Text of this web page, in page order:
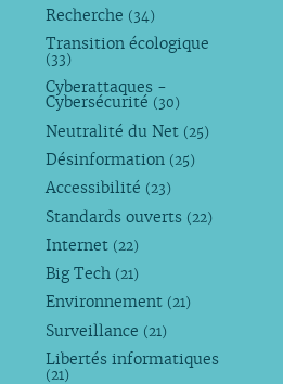
Recherche (34)
Transition écologique
(33)
Cyberattaques -
Cybersécurité (30)
Neutralité du Net (25)
Désinformation (25)
Accessibilité (23)
Standards ouverts (22)
Internet (22)
Big Tech (21)
Environnement (21)
Surveillance (21)
Libertés informatiques
(21)